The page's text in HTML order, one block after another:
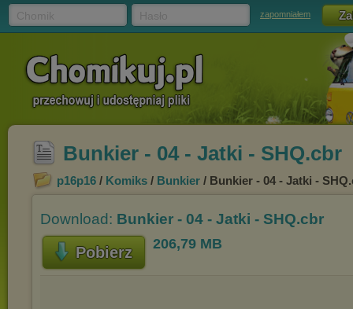
zapomniałem
Bunkier - 04 - Jatki - SHQ.cbr
p16p16 / Komiks / Bunkier / Bunkier - 04 - Jatki -
Download: Bunkier - 04 - Jatki - SHQ.cbr
Pobierz 206,79 MB